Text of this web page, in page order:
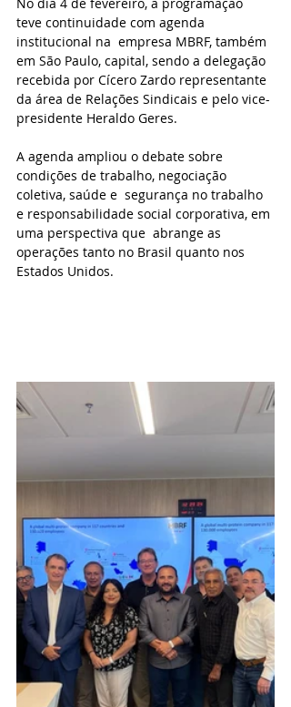
No dia 4 de fevereiro, a programação
teve continuidade com agenda
institucional na  empresa MBRF, também
em São Paulo, capital, sendo a delegação
recebida por Cícero Zardo representante
da área de Relações Sindicais e pelo vice-
presidente Heraldo Geres.
A agenda ampliou o debate sobre
condições de trabalho, negociação
coletiva, saúde e  segurança no trabalho
e responsabilidade social corporativa, em
uma perspectiva que  abrange as
operações tanto no Brasil quanto nos
Estados Unidos.